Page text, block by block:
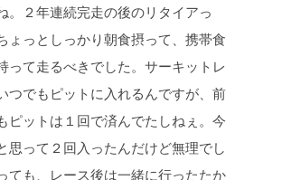
。２年連続完走の後のリタイアっ
っとしっかり朝食摂って、携帯食
って走るべきでした。サーキットレ
つでもピットに入れるんですが、前
ピットは１回で済んでたしねぇ。今
思って２回入ったんだけど無理でし
ても、レース後は一緒に行ったたか